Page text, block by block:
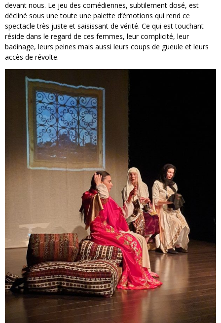
devant nous. Le jeu des comédiennes, subtilement dosé, est
décliné sous une toute une palette d’émotions qui rend ce
spectacle très juste et saisissant de vérité. Ce qui est touchant
réside dans le regard de ces femmes, leur complicité, leur
badinage, leurs peines mais aussi leurs coups de gueule et leurs
accès de révolte.